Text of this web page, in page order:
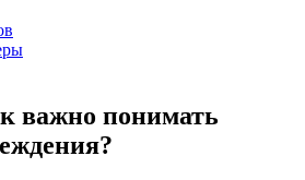
важно понимать